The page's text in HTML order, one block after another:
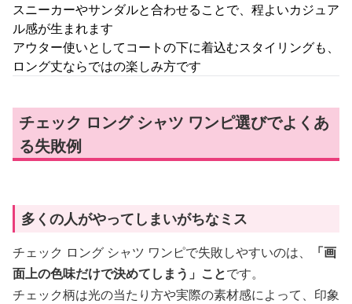
スニーカーやサンダルと合わせることで、程よいカジュア
ル感が生まれます
アウター使いとしてコートの下に着込むスタイリングも、
ロング丈ならではの楽しみ方です
チェック ロング シャツ ワンピ選びでよくあ
る失敗例
多くの人がやってしまいがちなミス
チェック ロング シャツ ワンピで失敗しやすいのは、
「画
面上の色味だけで決めてしまう」ことです。
チェック柄は光の当たり方や実際の素材感によって、印象